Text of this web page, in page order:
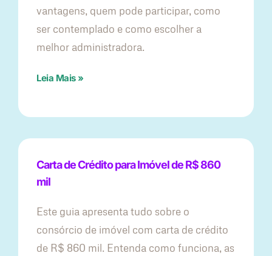
vantagens, quem pode participar, como
ser contemplado e como escolher a
melhor administradora.
Leia Mais »
Carta de Crédito para Imóvel de R$ 860
mil
Este guia apresenta tudo sobre o
consórcio de imóvel com carta de crédito
de R$ 860 mil. Entenda como funciona, as